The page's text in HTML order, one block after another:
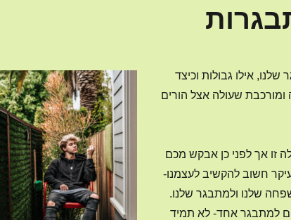
אילו גבולות וכיצד
שעולה אצל הורים
זו אך לפני כן אבקש מכם
חשוב להקשיב לעצמנו-
שלנו ולמתבגר שלנו.
למתבגר אחד- לא תמיד